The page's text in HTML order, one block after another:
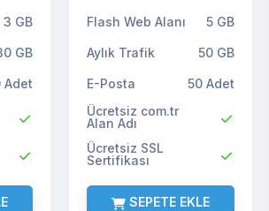
3 GB
GB
Adet
Flash Web Alanı 5 GB
Aylık Trafik 50 GB
E-Posta
50 Adet
Ücretsiz com.tr
Alan Adı
Ücretsiz SSL
Sertifikası
SEPETE EKLE